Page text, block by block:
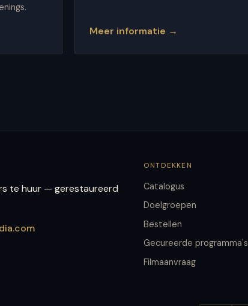
Meer informatie →
te huur — gerestaureerd
ONTDEKKEN
Catalogus
Doelgroepen
Bestellen
Gecureerde programma's
Filmaanvraag